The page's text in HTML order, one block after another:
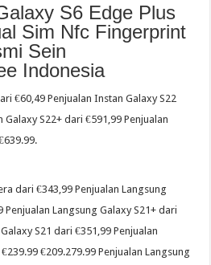
S6 Edge Plus
Sim Nfc Fingerprint
Sein
Indonesia
€60,49 Penjualan Instan Galaxy S22
S22+ dari €591,99 Penjualan
dari €343,99 Penjualan Langsung
Penjualan Langsung Galaxy S21+ dari
S21 dari €351,99 Penjualan
€209.279.99 Penjualan Langsung